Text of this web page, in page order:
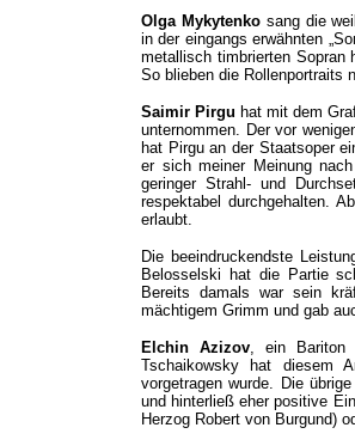
Olga Mykytenko sang die
in der eingangs erwähnten
metallisch timbrierten Sopran
So blieben die Rollenportraits
Saimir Pirgu hat mit dem
unternommen. Der vor
hat Pirgu an der Staatsoper
er sich meiner Meinung
geringer Strahl- und
respektabel durchgehalten.
erlaubt.
Die beeindruckendste
Belosselski hat die Partie
Bereits damals war sein
mächtigem Grimm und gab
Elchin Azizov, ein Bariton
Tschaikowsky hat diesem
vorgetragen wurde. Die
und hinterließ eher positive
Herzog Robert von Burgund)